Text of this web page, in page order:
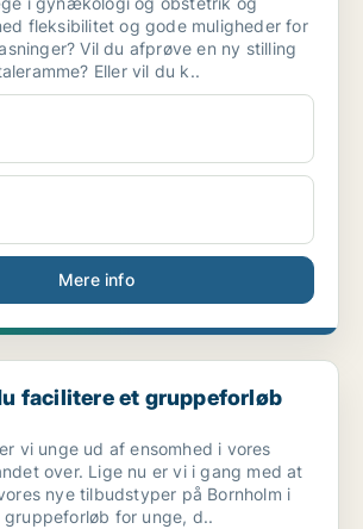
fleksibilitet og gode muligheder for
Vil du afprøve en ny stilling
Eller vil du k..
Mere info
et gruppeforløb for unge,...
facilitere et gruppeforløb
vi unge ud af ensomhed i vores
over. Lige nu er vi i gang med at
nye tilbudstyper på Bornholm i
gruppeforløb for unge, d..